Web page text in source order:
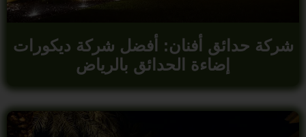
شركة حدائق أفنان: أفضل شركة ديكورات
إضاءة الحدائق بالرياض